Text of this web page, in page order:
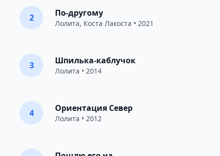
2 По-другому
Лолита, Коста Лакоста • 2021
3 Шпилька-каблучок
Лолита • 2014
4 Ориентация Север
Лолита • 2012